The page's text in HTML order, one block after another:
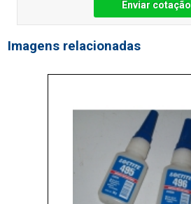
Enviar cotação
Imagens relacionadas